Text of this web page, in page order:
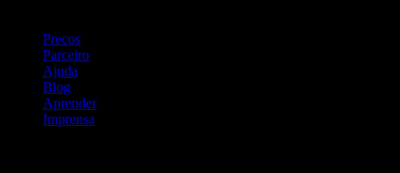
Preços
Parceiro
Ajuda
Blog
Aprender
Imprensa